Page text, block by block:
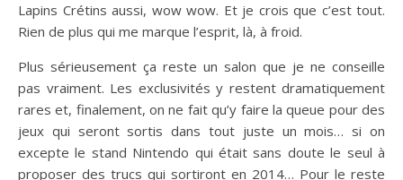
Lapins Crétins aussi, wow wow. Et je crois que c’est tout.
Rien de plus qui me marque l’esprit, là, à froid.
Plus sérieusement ça reste un salon que je ne conseille
pas vraiment. Les exclusivités y restent dramatiquement
rares et, finalement, on ne fait qu’y faire la queue pour des
jeux qui seront sortis dans tout juste un mois… si on
excepte le stand Nintendo qui était sans doute le seul à
proposer des trucs qui sortiront en 2014… Pour le reste